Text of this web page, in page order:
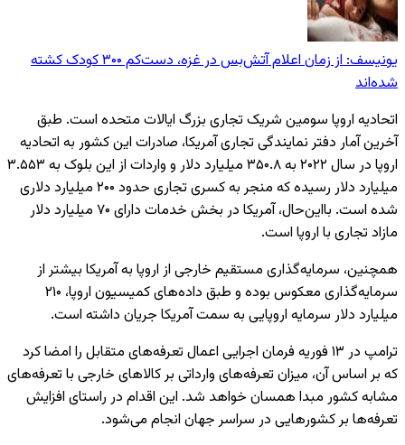
یونیسف: از زمان اعلام آتش‌بس در غزه، دست‌کم ۳۰۰ کودک کشته
شده‌اند
اتحادیه اروپا سومین شریک تجاری بزرگ ایالات متحده است. طبق
آخرین آمار دفتر نمایندگی تجاری آمریکا، صادرات این کشور به اتحادیه
اروپا در سال ۲۰۲۲ به ۳۵۰.۸ میلیارد دلار و واردات از این بلوک به ۳.۵۵۳
میلیارد دلار رسیده که منجر به کسری تجاری حدود ۲۰۰ میلیارد دلاری
شده است. با‌این‌حال، آمریکا در بخش خدمات دارای ۷۰ میلیارد دلار
مازاد تجاری با اروپا است.
همچنین، سرمایه‌گذاری مستقیم خارجی از اروپا به آمریکا بیشتر از
سرمایه‌گذاری معکوس بوده و طبق داده‌های کمیسیون اروپا، ۲۱۰
میلیارد دلار سرمایه اروپایی به سمت آمریکا جریان داشته است.
ترامپ در ۱۳ فوریه فرمان اجرایی اعمال تعرفه‌های متقابل را امضا کرد
که بر اساس آن، میزان تعرفه‌های وارداتی بر کالاهای خارجی با تعرفه‌های
مشابه کشور مبدا همسان خواهد شد. این اقدام در راستای افزایش
تعرفه‌ها بر کشورهایی در سراسر جهان انجام می‌شود.